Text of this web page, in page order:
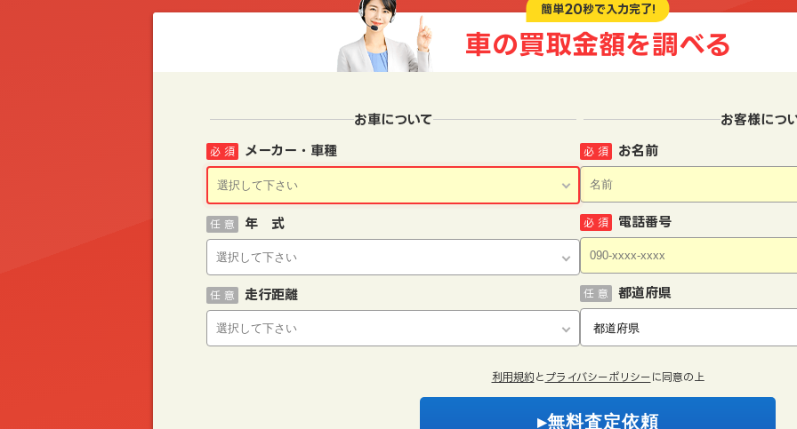
簡単20秒で入力完了!
車の買取金額を調べる
お車について
メーカー・車種
必 須
年 式
任 意
走行距離
任 意
お客様につ
お名前
必 須
電話番号
必 須
都道府県
任 意
利用規約 と プライバシーポリシー に同意の上